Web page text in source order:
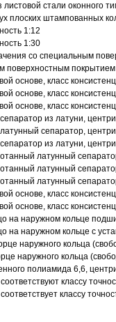
стали оконного
плоских штампованных
1:12
1:30
со специальным
поверхностным покрытием
основе, класс
основе, класс
основе, класс
из латуни,
сепаратор,
из латуни,
латунный
латунный
латунный
основе, класс
основе, класс
на наружном кольце
на наружном кольце с
наружного кольца
наружного кольца
полиамида 6,6,
классу
классу